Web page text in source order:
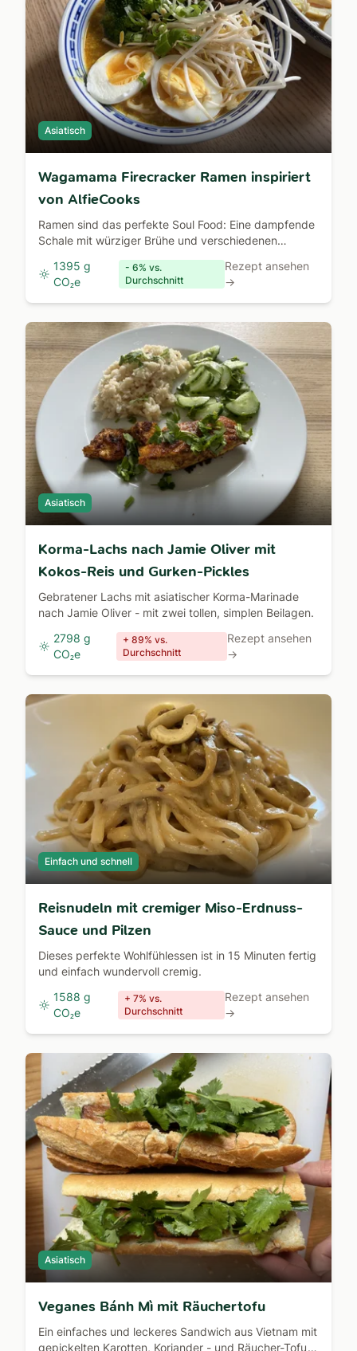
Asiatisch
Wagamama Firecracker Ramen inspiriert
von AlfieCooks
Ramen sind das perfekte Soul Food: Eine dampfende
Schale mit würziger Brühe und verschiedenen
1395 g
CO₂e
- 6% vs.
Durchschnitt
Rezept ansehen
→
Asiatisch
Korma-Lachs nach Jamie Oliver mit
Kokos-Reis und Gurken-Pickles
Gebratener Lachs mit asiatischer Korma-Marinade
nach Jamie Oliver - mit zwei tollen, simplen Beilagen.
2798 g
CO₂e
+ 89% vs.
Durchschnitt
Rezept ansehen
→
Einfach und schnell
Reisnudeln mit cremiger Miso-Erdnuss-
Sauce und Pilzen
Dieses perfekte Wohlfühlessen ist in 15 Minuten fertig
und einfach wundervoll cremig.
1588 g
CO₂e
+ 7% vs.
Durchschnitt
Rezept ansehen
→
Asiatisch
Veganes Bánh Mì mit Räuchertofu
Ein einfaches und leckeres Sandwich aus Vietnam mit
gepickelten Karotten, Koriander - und Räucher-Tofu